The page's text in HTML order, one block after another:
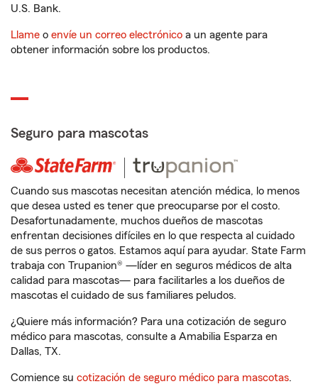
U.S. Bank.
Llame o envíe un correo electrónico a un agente para
obtener información sobre los productos.
Seguro para mascotas
Cuando sus mascotas necesitan atención médica, lo menos
que desea usted es tener que preocuparse por el costo.
Desafortunadamente, muchos dueños de mascotas
enfrentan decisiones difíciles en lo que respecta al cuidado
de sus perros o gatos. Estamos aquí para ayudar. State Farm
trabaja con Trupanion® —líder en seguros médicos de alta
calidad para mascotas— para facilitarles a los dueños de
mascotas el cuidado de sus familiares peludos.
¿Quiere más información? Para una cotización de seguro
médico para mascotas, consulte a Amabilia Esparza en
Dallas, TX.
Comience su cotización de seguro médico para mascotas.